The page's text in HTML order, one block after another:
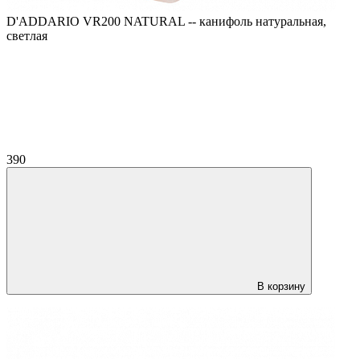
D'ADDARIO VR200 NATURAL -- канифоль натуральная,
светлая
390
В корзину